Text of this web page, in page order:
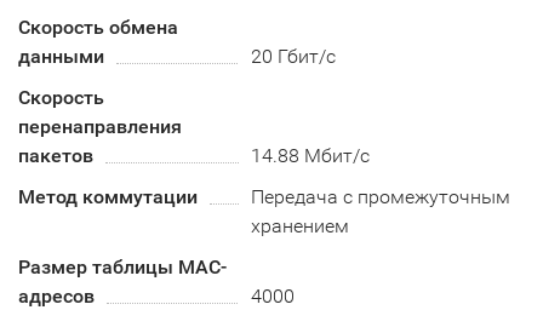
Скорость обмена
данными
20 Гбит/с
Скорость
перенаправления
пакетов
14.88 Мбит/с
Метод коммутации
Передача с промежуточным
хранением
Размер таблицы MAC-
адресов
4000